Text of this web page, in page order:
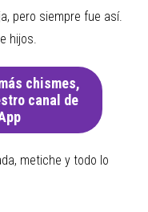
pero siempre fue así.
hijos.
chismes,
canal de
metiche y todo lo